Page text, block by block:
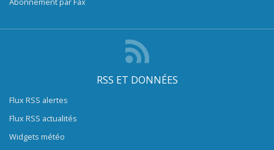
RSS ET DONNÉES
Flux RSS alertes
Flux RSS actualités
Widgets météo